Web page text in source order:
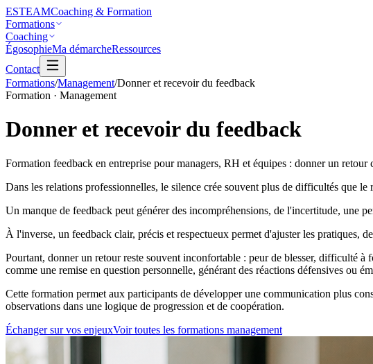
ESTEAMCoaching & Formation
Formations
Coaching
ÉgosophieMa démarcheRessources
Contact
Formations/Management/Donner et recevoir du feedback
Formation · Management
Donner et recevoir du feedback
Formation feedback en entreprise pour managers, RH et équipes : donner un
Dans les relations professionnelles, le silence crée souvent plus de difficultés que le
Un manque de feedback peut générer des incompréhensions, de l'incertitude, une
À l'inverse, un feedback clair, précis et respectueux permet d'ajuster les pratiques,
Pourtant, donner un retour reste souvent inconfortable : peur de blesser, difficulté
comme une remise en question personnelle, générant des réactions défensives ou
Cette formation permet aux participants de développer une communication plus
observations dans une logique de progression et de coopération.
Échanger sur vos enjeuxVoir toutes les formations management